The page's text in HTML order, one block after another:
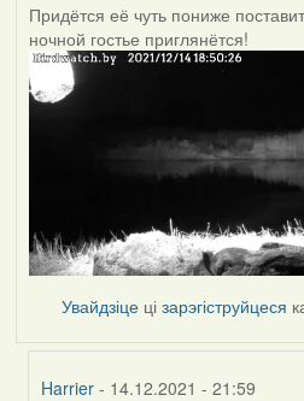
Придётся её чуть пониже
ночной гостье приглянётся!
Увайдзіце цізарэгіструйцеся
Harrier - 14.12.2021 - 21:59